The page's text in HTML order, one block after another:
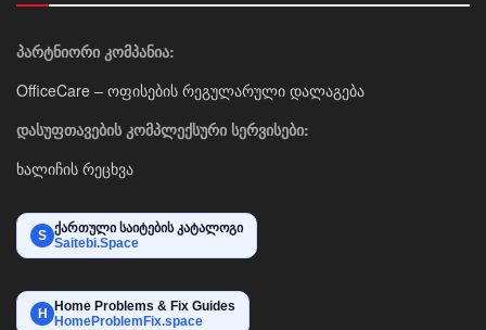
პარტნიორი კომპანია:
OfficeCare – ოფისების რეგულარული დალაგება
დასუფთავების კომპლექსური სერვისები:
ხალიჩის რეცხვა
S ქართული საიტების კატალოგი
Saitebi.Space
H Home Problems & Fix Guides
HomeProblemFix.space